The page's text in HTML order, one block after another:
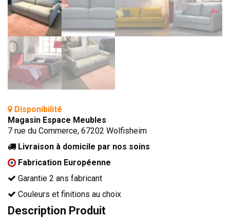
CADRES DE LIT
TÊTES DE LITS
LITS FIXES
MEUBLES DE COMPLÉMENT
TAPIS
MIROIRS
PETITS MEUBLES
AMÉNAGEMENTS SUR MESURE
AGENCEMENTS INTÉRIEURS
CONTEMPORAIN
AUTHENTIQUE
CHAMBRES COMPLÈTES
Disponibilité
Magasin Espace Meubles
7 rue du Commerce, 67202 Wolfisheim
Livraison à domicile par nos soins
Fabrication Européenne
Garantie 2 ans fabricant
Couleurs et finitions au choix
Description Produit